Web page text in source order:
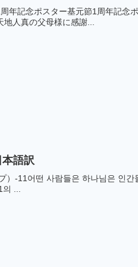
記念ポスター基元節1周年記念
母様に感謝...
語訳
-11어떤 사람들은 하나님은 인간
...